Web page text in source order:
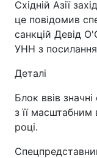
Східній Азії
це повідомив
санкцій Девід
УНН з
Деталі
Блок ввів
з її масштабним
році.